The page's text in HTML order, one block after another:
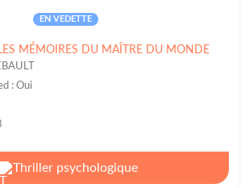
EN VEDETTE
MÉMOIRES DU MAÎTRE DU MONDE
: Oui
Thriller psychologique